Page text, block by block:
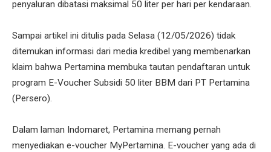
penyaluran dibatasi maksimal 50 liter per hari per kendaraan.
Sampai artikel ini ditulis pada Selasa (12/05/2026) tidak
ditemukan informasi dari media kredibel yang membenarkan
klaim bahwa Pertamina membuka tautan pendaftaran untuk
program E-Voucher Subsidi 50 liter BBM dari PT Pertamina
(Persero).
Dalam laman Indomaret, Pertamina memang pernah
menyediakan e-voucher MyPertamina. E-voucher yang ada di